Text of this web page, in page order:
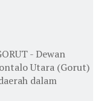
- Dewan
Utara (Gorut)
dalam